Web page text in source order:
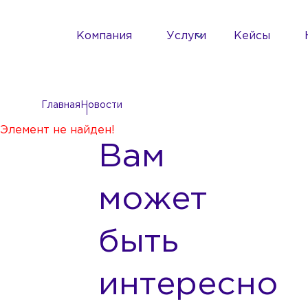
Компания Услуги Кейсы
Главная Новости
Элемент не найден!
Вам
может
быть
интересно